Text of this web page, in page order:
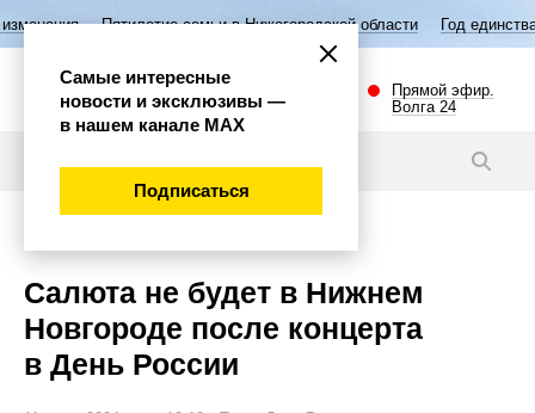
семьи в Нижегородской области Год единства народов
Прямой эфир.
Волга 24
Салюта не будет в Нижнем
Новгороде после концерта
в День России
Самые интересные
новости и эксклюзивы —
в нашем канале МАХ
Подписаться